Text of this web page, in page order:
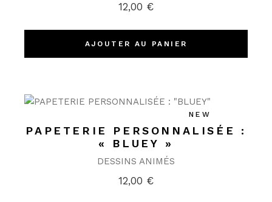
12,00 €
AJOUTER AU PANIER
NEW
PAPETERIE PERSONNALISÉE :
« BLUEY »
DESSINS ANIMÉS
12,00 €